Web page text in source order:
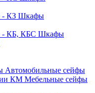
Шкафы
Шкафы
Автомобильные сейфы
Мебельные сейфы